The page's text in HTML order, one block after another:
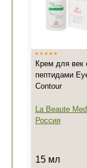
Крем для век
пептидами
Contour
La Beaute
Россия
15 мл